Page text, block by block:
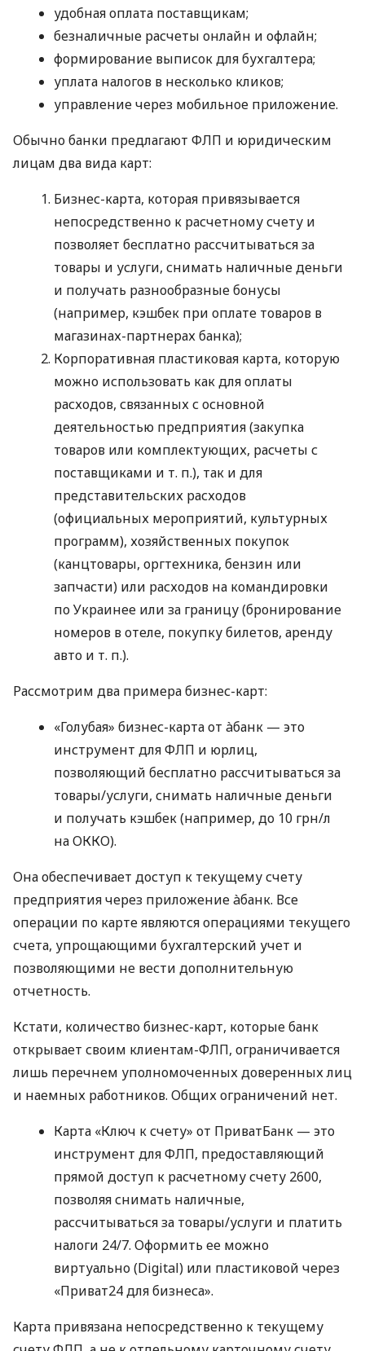
удобная оплата поставщикам;
безналичные расчеты онлайн и офлайн;
формирование выписок для бухгалтера;
уплата налогов в несколько кликов;
управление через мобильное приложение.
Обычно банки предлагают ФЛП и юридическим
лицам два вида карт:
Бизнес-карта, которая привязывается
непосредственно к расчетному счету и
позволяет бесплатно рассчитываться за
товары и услуги, снимать наличные деньги
и получать разнообразные бонусы
(например, кэшбек при оплате товаров в
магазинах-партнерах банка);
Корпоративная пластиковая карта, которую
можно использовать как для оплаты
расходов, связанных с основной
деятельностью предприятия (закупка
товаров или комплектующих, расчеты с
поставщиками и т. п.), так и для
представительских расходов
(официальных мероприятий, культурных
программ), хозяйственных покупок
(канцтовары, оргтехника, бензин или
запчасти) или расходов на командировки
по Украинее или за границу (бронирование
номеров в отеле, покупку билетов, аренду
авто и т. п.).
Рассмотрим два примера бизнес-карт:
«Голубая» бизнес-карта от àбанк — это
инструмент для ФЛП и юрлиц,
позволяющий бесплатно рассчитываться за
товары/услуги, снимать наличные деньги
и получать кэшбек (например, до 10 грн/л
на ОККО).
Она обеспечивает доступ к текущему счету
предприятия через приложение àбанк. Все
операции по карте являются операциями текущего
счета, упрощающими бухгалтерский учет и
позволяющими не вести дополнительную
отчетность.
Кстати, количество бизнес-карт, которые банк
открывает своим клиентам-ФЛП, ограничивается
лишь перечнем уполномоченных доверенных лиц
и наемных работников. Общих ограничений нет.
Карта «Ключ к счету» от ПриватБанк — это
инструмент для ФЛП, предоставляющий
прямой доступ к расчетному счету 2600,
позволяя снимать наличные,
рассчитываться за товары/услуги и платить
налоги 24/7. Оформить ее можно
виртуально (Digital) или пластиковой через
«Приват24 для бизнеса».
Карта привязана непосредственно к текущему